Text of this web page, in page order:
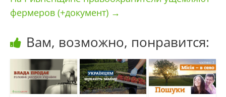
фермеров (+документ) →
Вам, возможно, понравится: